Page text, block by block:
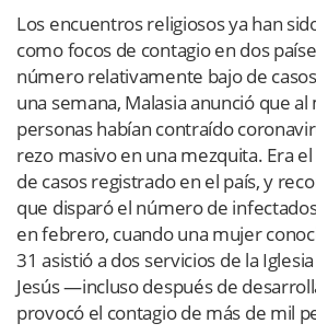
Los encuentros religiosos ya han
como focos de contagio en dos
número relativamente bajo de
una semana, Malasia anunció que
personas habían contraído
rezo masivo en una mezquita. Era
de casos registrado en el país, y
que disparó el número de
en febrero, cuando una mujer
31 asistió a dos servicios de la
Jesús —incluso después de
provocó el contagio de más de mil